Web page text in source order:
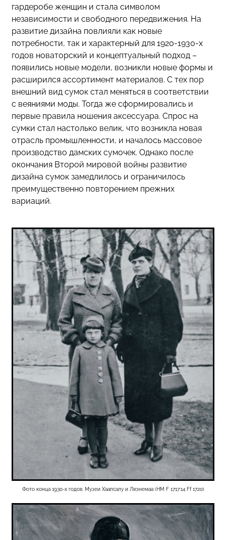
гардеробе женщин и стала символом
независимости и свободного передвижения. На
развитие дизайна повлияли как новые
потребности, так и характерный для 1920-1930-х
годов новаторский и концептуальный подход –
появились новые модели, возникли новые формы и
расширился ассортимент материалов. С тех пор
внешний вид сумок стал меняться в соответствии
с веяниями моды. Тогда же сформировались и
первые правила ношения аксессуара. Спрос на
сумки стал настолько велик, что возникла новая
отрасль промышленности, и началось массовое
производство дамских сумочек. Однако после
окончания Второй мировой войны развитие
дизайна сумок замедлилось и ограничилось
преимущественно повторением прежних
вариаций.
Фото конца 1930-х годов. Музеи Хаапсалу и Ляэнемаа (HM F 1717:14 Ff 1720)